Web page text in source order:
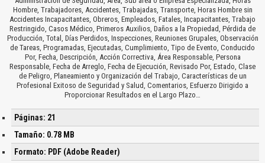
Hombre, Trabajadores, Accidentes, Trabajadas, Transporte, Horas Hombre sin
Accidentes Incapacitantes, Obreros, Empleados, Fatales, Incapacitantes, Trabajo
Restringido, Casos Médico, Primeros Auxilios, Daños a la Propiedad, Pérdida de
Producción, Total, Días Perdidos, Inspecciones, Reuniones Grupales, Observación
de Tareas, Programadas, Ejecutadas, Cumplimiento, Tipo de Evento, Conducido
Por, Fecha, Descripción, Acción Correctiva, Área Responsable, Persona
Responsable, Fecha de Arreglo, Fecha de Ejecución, Revisado Por, Estado, Clase
de Peligro, Planeamiento y Organización del Trabajo, Características de un
Profesional Exitoso de Seguridad y Salud, Comentarios, Esfuerzo Dirigido a
Proporcionar Resultados en el Largo Plazo…
Páginas: 21
Tamaño: 0.78 MB
Formato: PDF (Adobe Reader)